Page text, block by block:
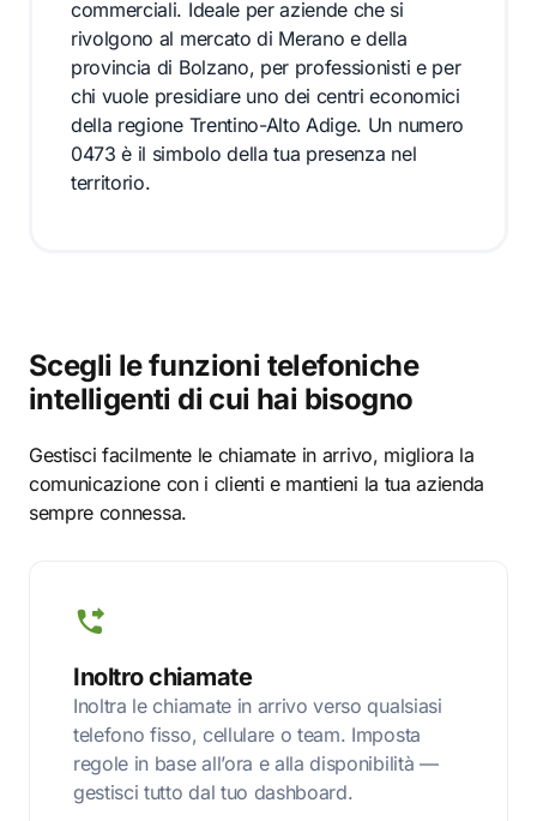
commerciali. Ideale per aziende che si
rivolgono al mercato di Merano e della
provincia di Bolzano, per professionisti e per
chi vuole presidiare uno dei centri economici
della regione Trentino-Alto Adige. Un numero
0473 è il simbolo della tua presenza nel
territorio.
Scegli le funzioni telefoniche
intelligenti di cui hai bisogno
Gestisci facilmente le chiamate in arrivo, migliora la
comunicazione con i clienti e mantieni la tua azienda
sempre connessa.
Inoltro chiamate
Inoltra le chiamate in arrivo verso qualsiasi
telefono fisso, cellulare o team. Imposta
regole in base all’ora e alla disponibilità —
gestisci tutto dal tuo dashboard.